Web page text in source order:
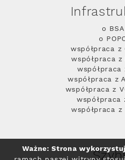
o BSA
o
współpraca z
współpraca z
współpraca
współpraca z
współpraca z
współpraca
współpraca z
Ważne: Strona